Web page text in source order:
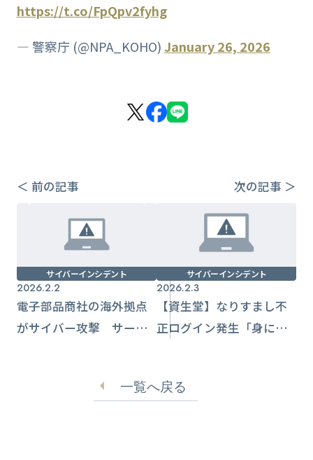
https://t.co/FpQpv2fyhg
— 警察庁 (@NPA_KOHO)January 26, 2026
＜ 前の記事 次の記事 ＞
サイバーインシデント
2026.2.2
電子部品商社の海外拠点
がサイバー攻撃 サー
サイバーインシデント
2026.2.3
【資生堂】なりすまし不
正ログイン発生「身に覚
一覧へ戻る